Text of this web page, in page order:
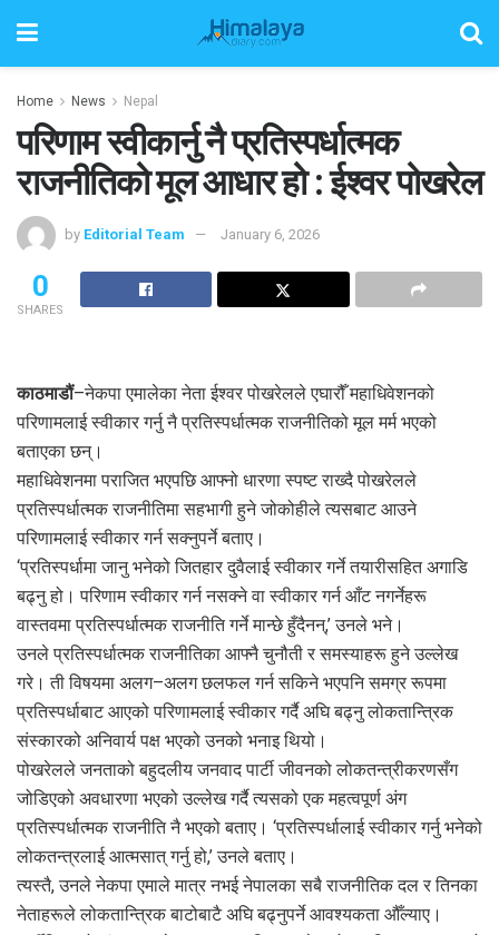
Home News Nepal
परिणाम स्वीकार्नु नै प्रतिस्पर्धात्मक
राजनीतिको मूल आधार हो : ईश्वर पोखरेल
by Editorial Team January 6, 2026
0
SHARES
काठमाडौं–नेकपा एमालेका नेता ईश्वर पोखरेलले एघारौँ महाधिवेशनको
परिणामलाई स्वीकार गर्नु नै प्रतिस्पर्धात्मक राजनीतिको मूल मर्म भएको
बताएका छन्।
महाधिवेशनमा पराजित भएपछि आफ्नो धारणा स्पष्ट राख्दै पोखरेलले
प्रतिस्पर्धात्मक राजनीतिमा सहभागी हुने जोकोहीले त्यसबाट आउने
परिणामलाई स्वीकार गर्न सक्नुपर्ने बताए।
‘प्रतिस्पर्धामा जानु भनेको जितहार दुवैलाई स्वीकार गर्ने तयारीसहित अगाडि
बढ्नु हो। परिणाम स्वीकार गर्न नसक्ने वा स्वीकार गर्न आँट नगर्नेहरू
वास्तवमा प्रतिस्पर्धात्मक राजनीति गर्ने मान्छे हुँदैनन्,’ उनले भने।
उनले प्रतिस्पर्धात्मक राजनीतिका आफ्नै चुनौती र समस्याहरू हुने उल्लेख
गरे। ती विषयमा अलग–अलग छलफल गर्न सकिने भएपनि समग्र रूपमा
प्रतिस्पर्धाबाट आएको परिणामलाई स्वीकार गर्दै अघि बढ्नु लोकतान्त्रिक
संस्कारको अनिवार्य पक्ष भएको उनको भनाइ थियो।
पोखरेलले जनताको बहुदलीय जनवाद पार्टी जीवनको लोकतन्त्रीकरणसँग
जोडिएको अवधारणा भएको उल्लेख गर्दै त्यसको एक महत्वपूर्ण अंग
प्रतिस्पर्धात्मक राजनीति नै भएको बताए। ‘प्रतिस्पर्धालाई स्वीकार गर्नु भनेको
लोकतन्त्रलाई आत्मसात् गर्नु हो,’ उनले बताए।
त्यस्तै, उनले नेकपा एमाले मात्र नभई नेपालका सबै राजनीतिक दल र तिनका
नेताहरूले लोकतान्त्रिक बाटोबाटै अघि बढ्नुपर्ने आवश्यकता औँल्याए।